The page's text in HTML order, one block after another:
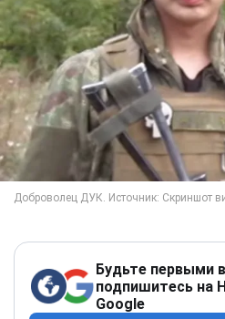
Будьте первыми
подпишитесь на
Google